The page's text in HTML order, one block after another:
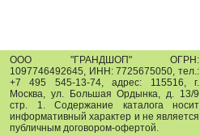
ООО "ГРАНДШОП"ОГРН:
1097746492645, ИНН: 7725675050, тел.:
+7 495 545-13-74,адрес: 115516,г.
Москва, ул. Большая Ордынка, д. 13/9
стр. 1. Содержание каталога носит
информативный характер и не является
публичным договором-офертой.